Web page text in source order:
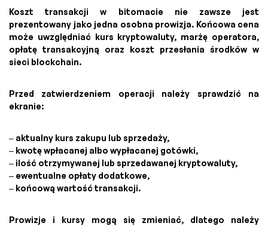
Koszt transakcji w bitomacie nie zawsze jest
prezentowany jako jedna osobna prowizja. Końcowa cena
może uwzględniać kurs kryptowaluty, marżę operatora,
opłatę transakcyjną oraz koszt przesłania środków w
sieci blockchain.
Przed zatwierdzeniem operacji należy sprawdzić na
ekranie:
– aktualny kurs zakupu lub sprzedaży,
– kwotę wpłacanej albo wypłacanej gotówki,
– ilość otrzymywanej lub sprzedawanej kryptowaluty,
– ewentualne opłaty dodatkowe,
– końcową wartość transakcji.
Prowizje i kursy mogą się zmieniać, dlatego należy